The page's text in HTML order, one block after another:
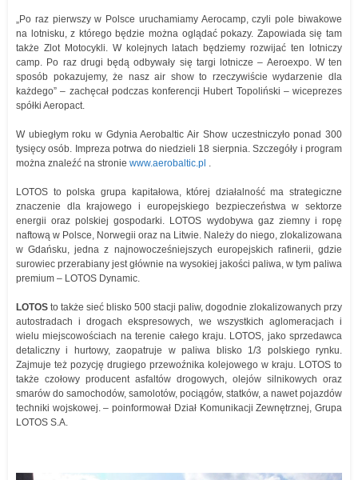
„Po raz pierwszy w Polsce uruchamiamy Aerocamp, czyli pole biwakowe
na lotnisku, z którego będzie można oglądać pokazy. Zapowiada się tam
także Zlot Motocykli. W kolejnych latach będziemy rozwijać ten lotniczy
camp. Po raz drugi będą odbywały się targi lotnicze – Aeroexpo. W ten
sposób pokazujemy, że nasz air show to rzeczywiście wydarzenie dla
każdego” – zachęcał podczas konferencji Hubert Topoliński – wiceprezes
spółki Aeropact.
W ubiegłym roku w Gdynia Aerobaltic Air Show uczestniczyło ponad 300
tysięcy osób. Impreza potrwa do niedzieli 18 sierpnia. Szczegóły i program
można znaleźć na stronie www.aerobaltic.pl .
LOTOS to polska grupa kapitałowa, której działalność ma strategiczne
znaczenie dla krajowego i europejskiego bezpieczeństwa w sektorze
energii oraz polskiej gospodarki. LOTOS wydobywa gaz ziemny i ropę
naftową w Polsce, Norwegii oraz na Litwie. Należy do niego, zlokalizowana
w Gdańsku, jedna z najnowocześniejszych europejskich rafinerii, gdzie
surowiec przerabiany jest głównie na wysokiej jakości paliwa, w tym paliwa
premium – LOTOS Dynamic.
LOTOS to także sieć blisko 500 stacji paliw, dogodnie zlokalizowanych przy
autostradach i drogach ekspresowych, we wszystkich aglomeracjach i
wielu miejscowościach na terenie całego kraju. LOTOS, jako sprzedawca
detaliczny i hurtowy, zaopatruje w paliwa blisko 1/3 polskiego rynku.
Zajmuje też pozycję drugiego przewoźnika kolejowego w kraju. LOTOS to
także czołowy producent asfaltów drogowych, olejów silnikowych oraz
smarów do samochodów, samolotów, pociągów, statków, a nawet pojazdów
techniki wojskowej. – poinformował Dział Komunikacji Zewnętrznej, Grupa
LOTOS S.A.